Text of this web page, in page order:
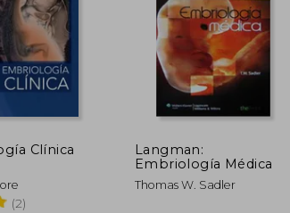
Clínica
(2)
Langman:
Embriología Médica
Thomas W. Sadler